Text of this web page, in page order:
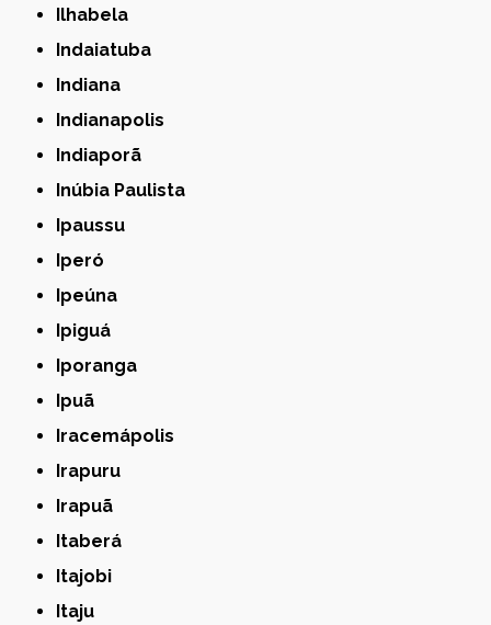
Ilhabela
Indaiatuba
Indiana
Indianapolis
Indiaporã
Inúbia Paulista
Ipaussu
Iperó
Ipeúna
Ipiguá
Iporanga
Ipuã
Iracemápolis
Irapuru
Irapuã
Itaberá
Itajobi
Itaju